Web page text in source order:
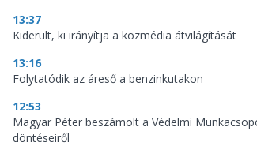
13:37
Kiderült, ki irányítja a közmédia átvilágítását
13:16
Folytatódik az áreső a benzinkutakon
12:53
Magyar Péter beszámolt a Védelmi
döntéseiről